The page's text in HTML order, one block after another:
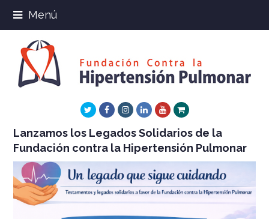
Menú
TwitterFacebookInstagram
LinkedInYoutube
Xing
Lanzamos los Legados Solidarios de la
Fundación contra la Hipertensión Pulmonar